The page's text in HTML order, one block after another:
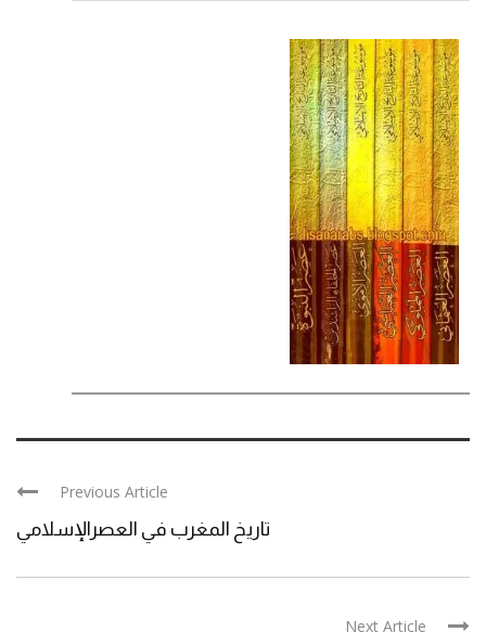
Previous Article
تاريخ المغرب في العصرالإسلامي
Next Article